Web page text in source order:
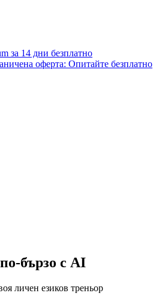
за 14 дни безплатно
оферта: Опитайте безплатно
бързо с AI
личен езиков треньор